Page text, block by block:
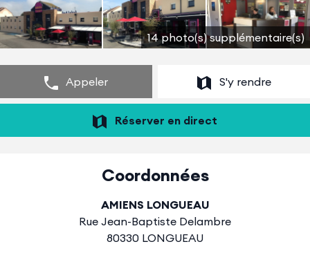
14 photo(s) supplémentaire(s)
Appeler S'y rendre
Réserver en direct
Coordonnées
AMIENS LONGUEAU
Rue Jean-Baptiste Delambre
80330 LONGUEAU